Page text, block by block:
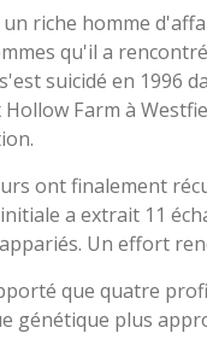
riche homme
qu'il a
suicidé en 1996
Hollow Farm à
ont finalement
a extrait 11
Un effort
que quatre
génétique plus